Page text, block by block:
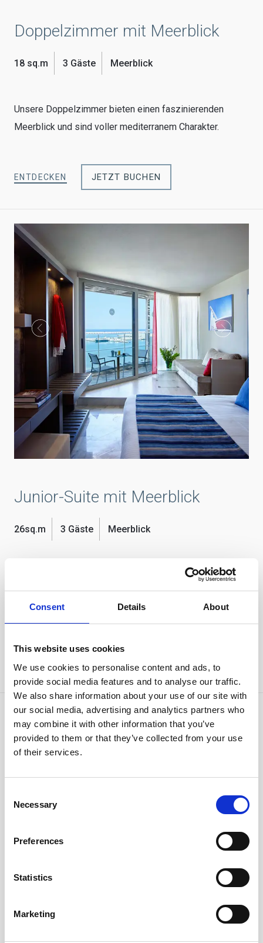
Consent Details About
This website uses cookies
We use cookies to personalise content and ads, to
provide social media features and to analyse our traffic.
We also share information about your use of our site with
our social media, advertising and analytics partners who
may combine it with other information that you’ve
provided to them or that they’ve collected from your use
of their services.
Selection
Necessary
Preferences
Statistics
Marketing
Doppelzimmer mit Meerblick
18 sq.m 3 Gäste Meerblick
Unsere Doppelzimmer bieten einen faszinierenden
Meerblick und sind voller mediterranem Charakter.
ENTDECKEN JETZT BUCHEN
Junior-Suite mit Meerblick
26sq.m 3 Gäste Meerblick
Unsere meistverkaufte Zimmerkategorie, die Junior-
Suiten, glänzt mit griechischer Gemütlichkeit und
Gastfreundschaft.